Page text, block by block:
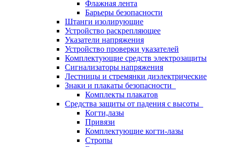
Флажная лента
Барьеры безопасности
Штанги изолирующие
Устройство раскрепляющее
Указатели напряжения
Устройство проверки указателей
Комплектующие средств электрозащиты
Сигнализаторы напряжения
Лестницы и стремянки диэлектрические
Знаки и плакаты безопасности
Комплекты плакатов
Средства защиты от падения с высоты
Когти,лазы
Привязи
Комплектующие когти-лазы
Стропы